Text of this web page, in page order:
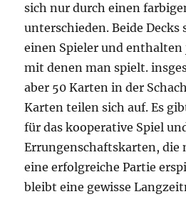
sich nur durch einen
unterschieden. Beide Decks
einen Spieler und enthalten
mit denen man spielt.
aber 50 Karten in der
Karten teilen sich auf. Es
für das kooperative Spiel
Errungenschaftskarten, die
eine erfolgreiche Partie
bleibt eine gewisse